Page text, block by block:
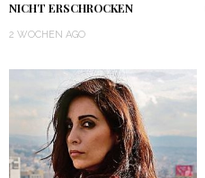
NICHT ERSCHROCKEN
2 WOCHEN AGO